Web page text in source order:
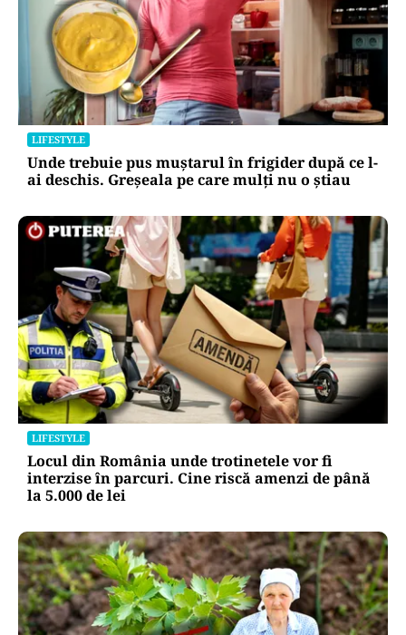
LIFESTYLE
Unde trebuie pus muștarul în frigider după ce l-
ai deschis. Greșeala pe care mulți nu o știau
LIFESTYLE
Locul din România unde trotinetele vor fi
interzise în parcuri. Cine riscă amenzi de până
la 5.000 de lei